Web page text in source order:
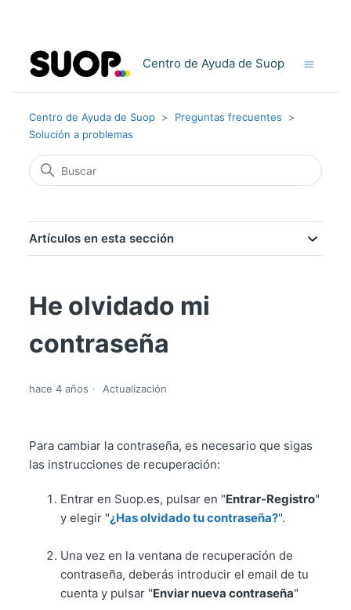
Centro de Ayuda de Suop
Centro de Ayuda de Suop
Preguntas frecuentes
Solución a problemas
Artículos en esta sección
He olvidado mi
contraseña
hace 4 años Actualización
Para cambiar la contraseña, es necesario que sigas
las instrucciones de recuperación:
Entrar en Suop.es, pulsar en "Entrar-Registro"
y elegir "¿Has olvidado tu contraseña?​".
Una vez en la ventana de recuperación de
contraseña, deberás introducir el email de tu
cuenta y pulsar "Enviar nueva contraseña"